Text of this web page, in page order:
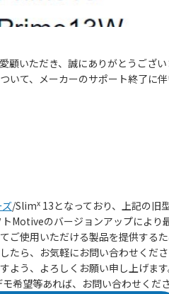
顧いただき、誠にありがとうござい
いて、メーカーのサポート終了に
ズ/Slimx 13となっており、上記の旧
Motiveのバージョンアップにより
ご使用いただける製品を提供する
たら、お気軽にお問い合わせくださ
よう、よろしくお願い申し上げます
希望等あれば、お問い合わせくださ